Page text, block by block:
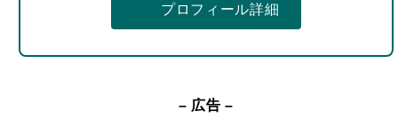
プロフィール詳細
– 広告 –